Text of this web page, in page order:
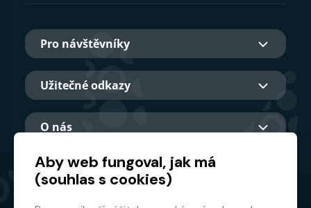
Pro návštěvníky
Užitečné odkazy
O nás
Hlavní partner
Aby web fungoval, jak má
(souhlas s cookies)